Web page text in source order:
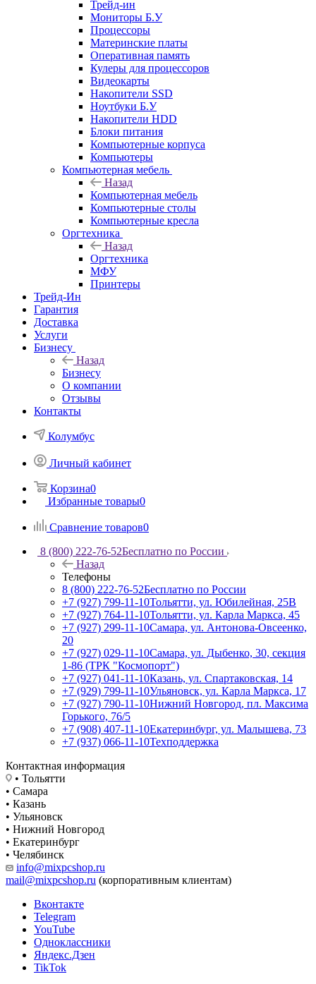
Трейд-ин
Мониторы Б.У
Процессоры
Материнские платы
Оперативная память
Кулеры для процессоров
Видеокарты
Накопители SSD
Ноутбуки Б.У
Накопители HDD
Блоки питания
Компьютерные корпуса
Компьютеры
Компьютерная мебель
Назад
Компьютерная мебель
Компьютерные столы
Компьютерные кресла
Оргтехника
Назад
Оргтехника
МФУ
Принтеры
Трейд-Ин
Гарантия
Доставка
Услуги
Бизнесу
Назад
Бизнесу
О компании
Отзывы
Контакты
Колумбус
Личный кабинет
Корзина0
Избранные товары0
Сравнение товаров0
8 (800) 222-76-52Бесплатно по России
Назад
Телефоны
8 (800) 222-76-52Бесплатно по России
+7 (927) 799-11-10Тольятти, ул. Юбилейная, 25В
+7 (927) 764-11-10Тольятти, ул. Карла Маркса, 45
+7 (927) 299-11-10Самара, ул. Антонова-Овсеенко,
20
+7 (927) 029-11-10Самара, ул. Дыбенко, 30, секция
1-86 (ТРК "Космопорт")
+7 (927) 041-11-10Казань, ул. Спартаковская, 14
+7 (929) 799-11-10Ульяновск, ул. Карла Маркса, 17
+7 (927) 790-11-10Нижний Новгород, пл. Максима
Горького, 76/5
+7 (908) 407-11-10Екатеринбург, ул. Малышева, 73
+7 (937) 066-11-10Техподдержка
Контактная информация
• Тольятти
• Самара
• Казань
• Ульяновск
• Нижний Новгород
• Екатеринбург
• Челябинск
info@mixpcshop.ru
mail@mixpcshop.ru (корпоративным клиентам)
Вконтакте
Telegram
YouTube
Одноклассники
Яндекс.Дзен
TikTok